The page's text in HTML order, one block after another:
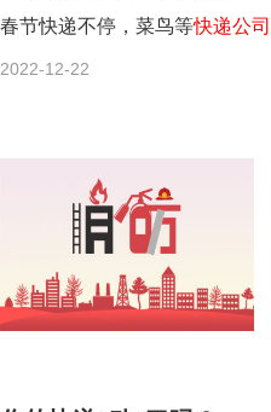
春节快递不停，菜鸟等快递公司
2022-12-22